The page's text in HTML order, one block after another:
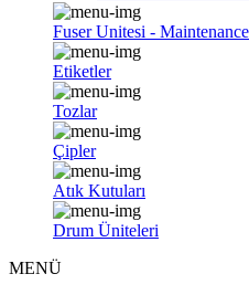
Fuser Unitesi -
Etiketler
Tozlar
Çipler
Atık Kutuları
Drum Üniteleri
MENÜ